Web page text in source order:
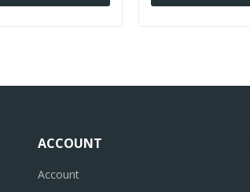
ACCOUNT
Account